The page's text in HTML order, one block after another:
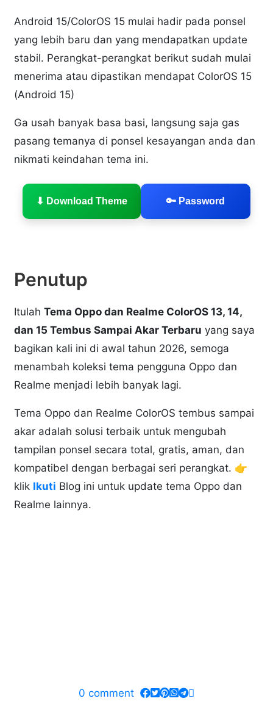
Android 15/ColorOS 15 mulai hadir pada ponsel
yang lebih baru dan yang mendapatkan update
stabil. Perangkat-perangkat berikut sudah mulai
menerima atau dipastikan mendapat ColorOS 15
(Android 15)
Ga usah banyak basa basi, langsung saja gas
pasang temanya di ponsel kesayangan anda dan
nikmati keindahan tema ini.
⬇ Download Theme 🔑 Password
Penutup
ItulahTema Oppo dan Realme ColorOS 13, 14,
dan 15 Tembus Sampai Akar Terbaru yang saya
bagikan kali ini di awal tahun 2026, semoga
menambah koleksi tema pengguna Oppo dan
Realme menjadi lebih banyak lagi.
Tema Oppo dan Realme ColorOS tembus sampai
akar adalah solusi terbaik untuk mengubah
tampilan ponsel secara total, gratis, aman, dan
kompatibel dengan berbagai seri perangkat. 👉
klik Ikuti Blog ini untuk update tema Oppo dan
Realme lainnya.
0 comment